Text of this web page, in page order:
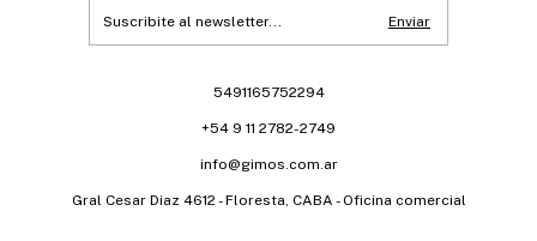
5491165752294
+54 9 11 2782-2749
info@gimos.com.ar
Gral Cesar Diaz 4612 - Floresta, CABA - Oficina comercial